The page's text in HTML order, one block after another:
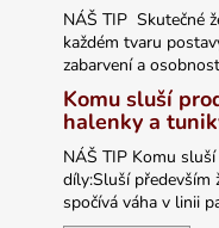
NÁŠ TIP Skutečné
každém tvaru
zabarvení a
Komu sluší
halenky a
NÁŠ TIP Komu
díly:Sluší především
spočívá váha v linii